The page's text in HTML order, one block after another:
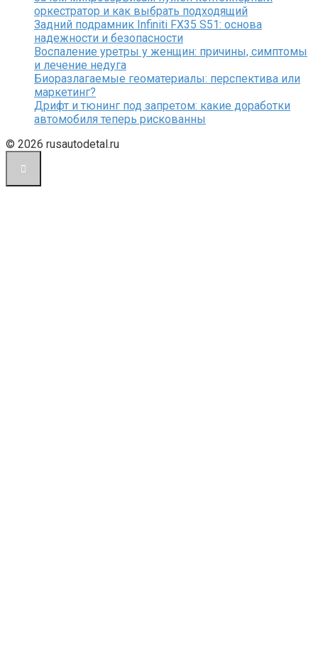
оркестратор и как выбрать подходящий
Задний подрамник Infiniti FX35 S51: основа
надежности и безопасности
Воспаление уретры у женщин: причины, симптомы
и лечение недуга
Биоразлагаемые геоматериалы: перспектива или
маркетинг?
Дрифт и тюнинг под запретом: какие доработки
автомобиля теперь рискованны
© 2026 rusautodetal.ru